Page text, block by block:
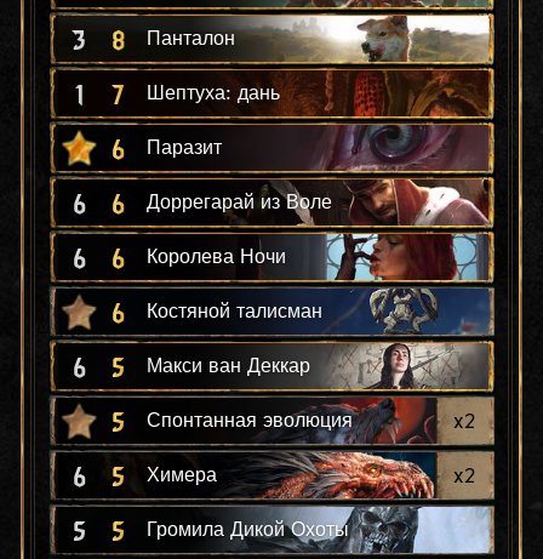
3 8 Панталон
1 7 Шептуха: дань
6 Паразит
6 6 Доррегарай из Воле
6 6 Королева Ночи
6 Костяной талисман
6 5 Макси ван Деккар
5 Спонтанная эволюция x2
6 5 Химера x2
5 5 Громила Дикой Охоты